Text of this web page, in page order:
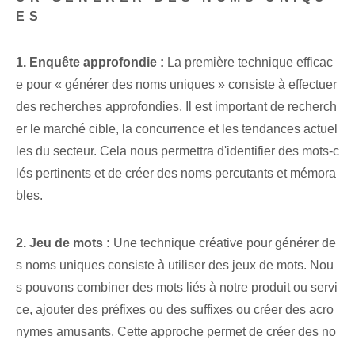
ES
1. Enquête approfondie : La première technique efficac
e pour « générer des noms uniques » consiste à effectuer
des recherches approfondies. Il est important de recherch
er le marché cible, la concurrence et les tendances actuel
les du secteur. ‌Cela nous permettra d'identifier des mots-c
lés pertinents et de créer des noms percutants et mémora
bles.
2. ⁣Jeu de mots : Une technique créative‌ pour générer de
s noms uniques consiste à utiliser des jeux de mots. Nou
s pouvons combiner des mots liés à notre produit ou servi
ce, ajouter des préfixes ou des suffixes ou créer des acro
nymes amusants. Cette approche permet de créer des no